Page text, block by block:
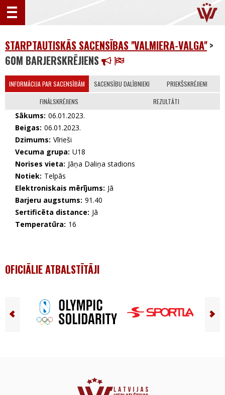
STARPTAUTISKĀS SACENSĪBAS ''VALMIERA-VALGA''>
60M BARJERSKRĒJIENS
INFORMĀCIJA PAR SACENSĪBĀM SACENSĪBU DALĪBNIEKI PRIEKŠSKRĒJIENI
FINĀLSKRĒJIENS REZULTĀTI
Sākums: 06.01.2023.
Beigas: 06.01.2023.
Dzimums: Vīrieši
Vecuma grupa: U18
Norises vieta: Jāņa Daliņa stadions
Notiek: Telpās
Elektroniskais mērījums: Jā
Barjeru augstums: 91.40
Sertificēta distance: Jā
Temperatūra: 16
OFICIĀLIE ATBALSTĪTĀJI